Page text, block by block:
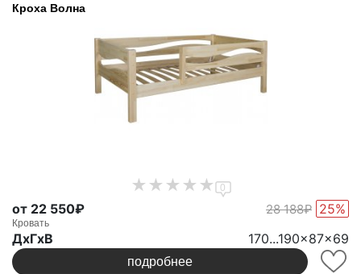
Кроха Волна
0
от 22 550₽ 28 188₽ 25%
Кровать
ДxГxВ 170...190x87x69
подробнее